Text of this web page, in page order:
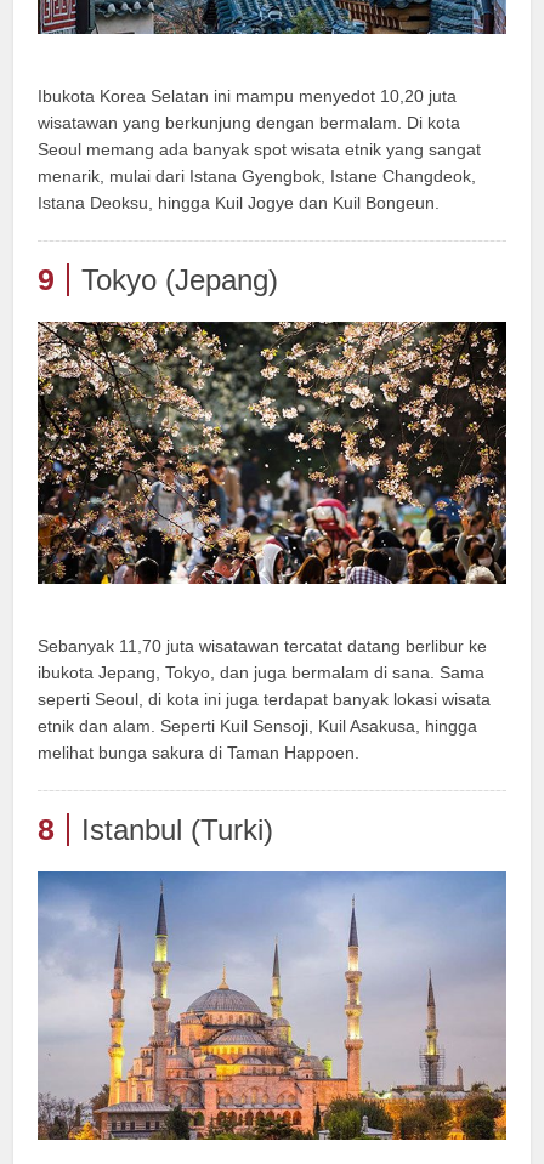
Ibukota Korea Selatan ini mampu menyedot 10,20 juta
wisatawan yang berkunjung dengan bermalam. Di kota
Seoul memang ada banyak spot wisata etnik yang sangat
menarik, mulai dari Istana Gyengbok, Istane Changdeok,
Istana Deoksu, hingga Kuil Jogye dan Kuil Bongeun.
9 Tokyo (Jepang)
Sebanyak 11,70 juta wisatawan tercatat datang berlibur ke
ibukota Jepang, Tokyo, dan juga bermalam di sana. Sama
seperti Seoul, di kota ini juga terdapat banyak lokasi wisata
etnik dan alam. Seperti Kuil Sensoji, Kuil Asakusa, hingga
melihat bunga sakura di Taman Happoen.
8 Istanbul (Turki)